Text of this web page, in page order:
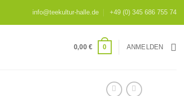
info@teekultur-halle.de +49 (0) 345 686 755 74
0,00€ 0 ANMELDEN